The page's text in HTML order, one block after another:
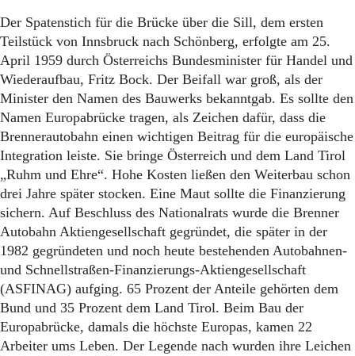
Der Spatenstich für die Brücke über die Sill, dem ersten
Teilstück von Innsbruck nach Schönberg, erfolgte am 25.
April 1959 durch Österreichs Bundesminister für Handel und
Wiederaufbau, Fritz Bock. Der Beifall war groß, als der
Minister den Namen des Bauwerks bekanntgab. Es sollte den
Namen Europabrücke tragen, als Zeichen dafür, dass die
Brennerautobahn einen wichtigen Beitrag für die europäische
Integration leiste. Sie bringe Österreich und dem Land Tirol
„Ruhm und Ehre“. Hohe Kosten ließen den Weiterbau schon
drei Jahre später stocken. Eine Maut sollte die Finanzierung
sichern. Auf Beschluss des Nationalrats wurde die Brenner
Autobahn Aktiengesellschaft gegründet, die später in der
1982 gegründeten und noch heute bestehenden Autobahnen-
und Schnellstraßen-Finanzierungs-Aktiengesellschaft
(ASFINAG) aufging. 65 Prozent der Anteile gehörten dem
Bund und 35 Prozent dem Land Tirol. Beim Bau der
Europabrücke, damals die höchste Europas, kamen 22
Arbeiter ums Leben. Der Legende nach wurden ihre Leichen